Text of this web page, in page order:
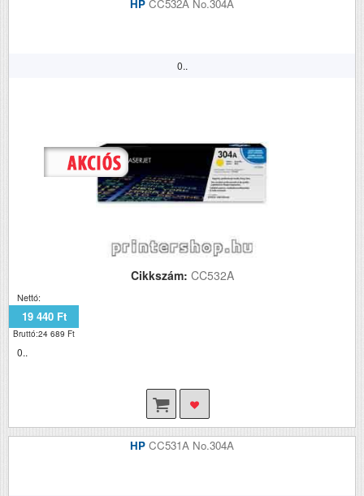
HP CC532A No.304A
0..
Cikkszám: CC532A
Nettó:
19 440 Ft
Bruttó:24 689 Ft
0..
HP CC531A No.304A